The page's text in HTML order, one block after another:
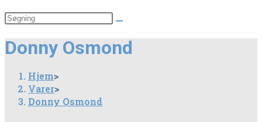
Donny Osmond
Hjem>
Varer>
Donny Osmond